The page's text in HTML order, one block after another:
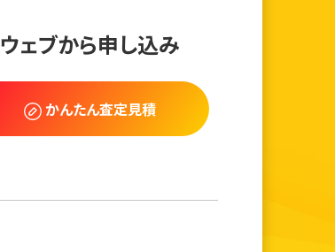
ウェブから申し込み
かんたん査定見積